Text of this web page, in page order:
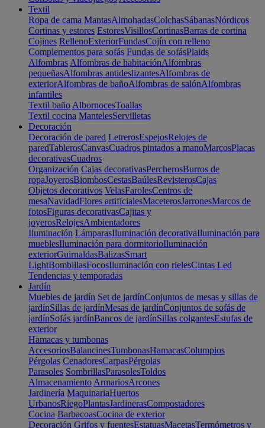
Textil
Ropa de cama MantasAlmohadasColchasSábanasNórdicos
Cortinas y estores EstoresVisillosCortinasBarras de cortina
Cojines RellenoExteriorFundasCojín con relleno
Complementos para sofás Fundas de sofásPlaids
Alfombras Alfombras de habitaciónAlfombras
pequeñasAlfombras antideslizantesAlfombras de
exteriorAlfombras de bañoAlfombras de salónAlfombras
infantiles
Textil baño AlbornocesToallas
Textil cocina MantelesServilletas
Decoración
Decoración de pared LetrerosEspejosRelojes de
paredTablerosCanvasCuadros pintados a manoMarcosPlacas
decorativasCuadros
Organización Cajas decorativasPercherosBurros de
ropaJoyerosBiombosCestasBaúlesRevisterosCajas
Objetos decorativos VelasFarolesCentros de
mesaNavidadFlores artificialesMaceterosJarronesMarcos de
fotosFiguras decorativasCajitas y
joyerosRelojesAmbientadores
Iluminación LámparasIluminación decorativaIluminación para
mueblesIluminación para dormitorioIluminación
exteriorGuirnaldasBalizasSmart
LightBombillasFocosIluminación con rielesCintas Led
Tendencias y temporadas
Jardín
Muebles de jardín Set de jardínConjuntos de mesas y sillas de
jardínSillas de jardínMesas de jardínConjuntos de sofás de
jardínSofás jardínBancos de jardínSillas colgantesEstufas de
exterior
Hamacas y tumbonas
AccesoriosBalancinesTumbonasHamacasColumpios
Pérgolas CenadoresCarpasPérgolas
Parasoles SombrillasParasolesToldos
Almacenamiento ArmariosArcones
Jardinería MaquinariaHuertos
UrbanosRiegoPlantasJardinerasCompostadores
Cocina BarbacoasCocina de exterior
Decoración Grifos y fuentesEstatuasMacetasTermómetros y